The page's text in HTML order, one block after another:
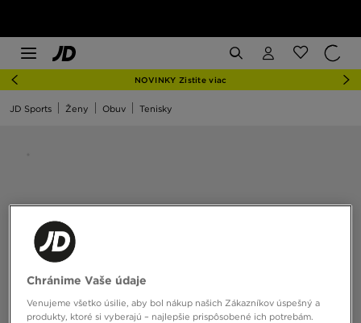
NOVINKY Zistite viac
JD Sports Ženy Obuv Tenisky
Chránime Vaše údaje
Venujeme všetko úsilie, aby bol nákup našich Zákazníkov úspešný a
produkty, ktoré si vyberajú – najlepšie prispôsobené ich potrebám.